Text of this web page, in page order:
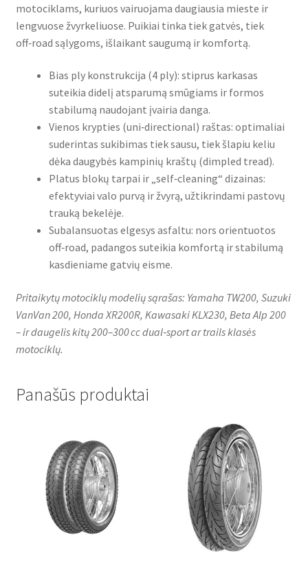
motociklams, kuriuos vairuojama daugiausia mieste ir
lengvuose žvyrkeliuose. Puikiai tinka tiek gatvės, tiek
off‑road sąlygoms, išlaikant saugumą ir komfortą.
Bias ply konstrukcija (4 ply): stiprus karkasas
suteikia didelį atsparumą smūgiams ir formos
stabilumą naudojant įvairia danga.
Vienos krypties (uni‑directional) raštas: optimaliai
suderintas sukibimas tiek sausu, tiek šlapiu keliu
dėka daugybės kampinių kraštų (dimpled tread).
Platus blokų tarpai ir „self‑cleaning“ dizainas:
efektyviai valo purvą ir žvyrą, užtikrindami pastovų
trauką bekelėje.
Subalansuotas elgesys asfaltu: nors orientuotos
off‑road, padangos suteikia komfortą ir stabilumą
kasdieniame gatvių eisme.
Pritaikytų motociklų modelių sąrašas: Yamaha TW200, Suzuki
VanVan 200, Honda XR200R, Kawasaki KLX230, Beta Alp 200
– ir daugelis kitų 200–300 cc dual‑sport ar trails klasės
motociklų.
Panašūs produktai